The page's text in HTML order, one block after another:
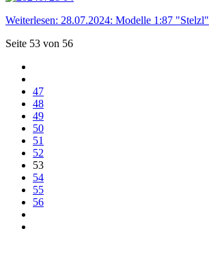
Weiterlesen: 28.07.2024: Modelle 1:87 "Stelzl"
Seite 53 von 56
47
48
49
50
51
52
53
54
55
56